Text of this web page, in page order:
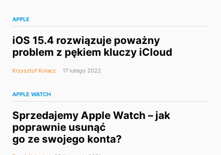
APPLE
iOS 15.4 rozwiązuje poważny
problem z pękiem kluczy iCloud
Krzysztof Kołacz 17 lutego 2022
APPLE WATCH
Sprzedajemy Apple Watch – jak
poprawnie usunąć
go ze swojego konta?